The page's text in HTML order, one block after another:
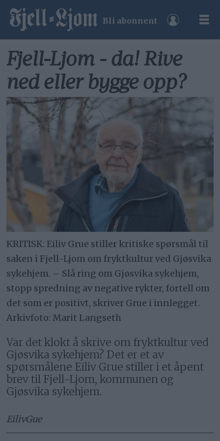
Bli abonnent
Fjell-Ljom - da! Rive
ned eller bygge opp?
KRITISK: Eiliv Grue stiller kritiske spørsmål til
saken i Fjell-Ljom om fryktkultur ved Gjøsvika
sykehjem. – Slå ring om Gjøsvika sykehjem,
stopp spredning av negative rykter, fortell om
det som er positivt, skriver Grue i innlegget.
Arkivfoto: Marit Langseth
Var det klokt å skrive om fryktkultur ved
Gjøsvika sykehjem? Det er et av
spørsmålene Eiliv Grue stiller i et åpent
brev til Fjell-Ljom, kommunen og
Gjøsvika sykehjem.
EilivGue